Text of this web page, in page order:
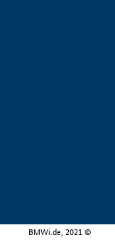
BMWi.de, 2021 ©